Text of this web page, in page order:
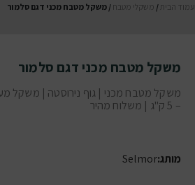
עמוד הבית / משקלי מטבח / משקל מטבח מכני דגם סלמור
משקל מטבח מכני דגם סלמור
משקל מטבח מכני | גוף נירוסטה | משקל
– 5 ק"ג | משלוח מהיר
מותג:Selmor